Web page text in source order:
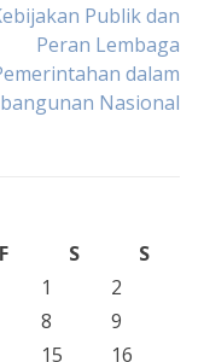
Publik dan
Peran Lembaga
dalam
Nasional
F S
S
1
2
8
9
15
16